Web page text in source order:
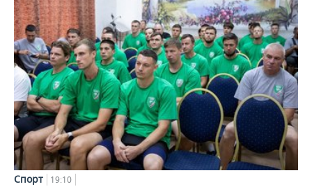
Спорт 19:10